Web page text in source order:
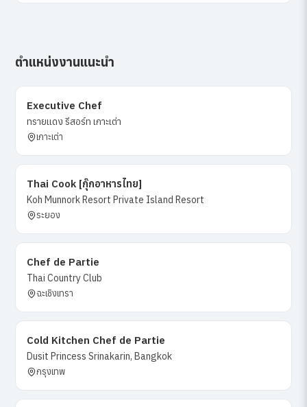
ตำแหน่งงานแนะนำ
Executive Chef
ทรายแดง รีสอร์ท เกาะเต่า
เกาะเต่า
Thai Cook [กุ๊กอาหารไทย]
Koh Munnork Resort Private Island Resort
ระยอง
Chef de Partie
Thai Country Club
ฉะเชิงเทรา
Cold Kitchen Chef de Partie
Dusit Princess Srinakarin, Bangkok
กรุงเทพ